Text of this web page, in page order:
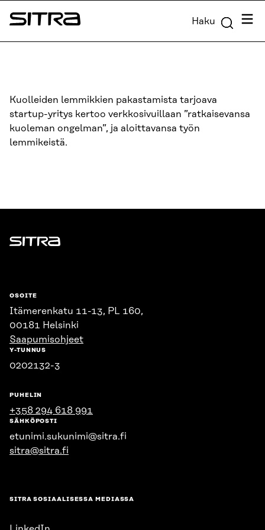
Siirry
suoraan
Sitra Haku
Kuolleiden lemmikkien pakastamista tarjoava
startup-yritys kertoo verkkosivuillaan ”ratkaisevansa
kuoleman ongelman”, ja aloittavansa työn
lemmikeistä.
Sitra
OSOITE
Itämerenkatu 11-13, PL 160,
00181 Helsinki
Saapumisohjeet
Y-TUNNUS
0202132-3
PUHELIN
+358 294 618 991
SÄHKÖPOSTI
etunimi.sukunimi@sitra.fi
sitra@sitra.fi
SITRA SOSIAALISESSA MEDIASSA